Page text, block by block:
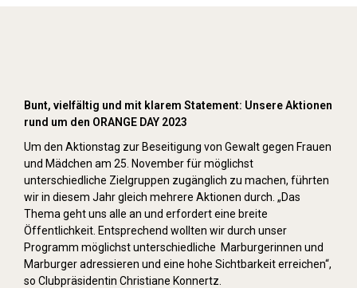
Bunt, vielfältig und mit klarem Statement: Unsere Aktionen
rund um den ORANGE DAY 2023
Um den Aktionstag zur Beseitigung von Gewalt gegen Frauen
und Mädchen am 25. November für möglichst
unterschiedliche Zielgruppen zugänglich zu machen, führten
wir in diesem Jahr gleich mehrere Aktionen durch. „Das
Thema geht uns alle an und erfordert eine breite
Öffentlichkeit. Entsprechend wollten wir durch unser
Programm möglichst unterschiedliche Marburgerinnen und
Marburger adressieren und eine hohe Sichtbarkeit erreichen“,
so Clubpräsidentin Christiane Konnertz.